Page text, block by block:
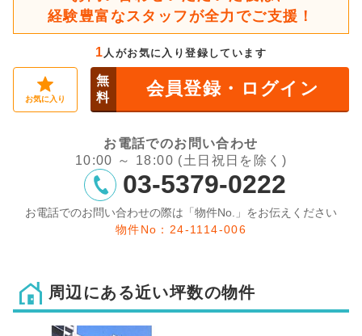
経験豊富なスタッフが全力でご支援！
1人がお気に入り登録しています
お気に入り
無
料
会員登録・ログイン
お電話でのお問い合わせ
10:00 ～ 18:00 (土日祝日を除く)
03-5379-0222
お電話でのお問い合わせの際は「物件No.」をお伝えください
物件No：24-1114-006
周辺にある近い坪数の物件